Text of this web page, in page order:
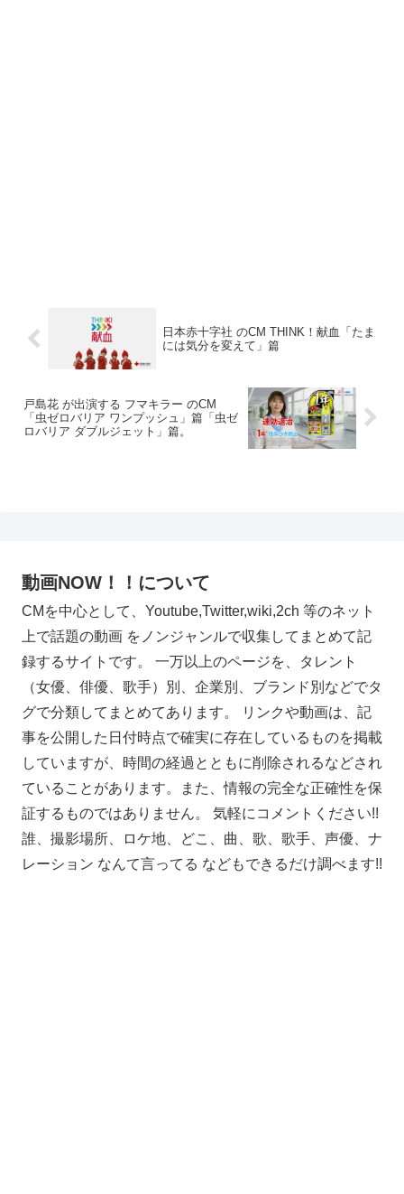
日本赤十字社 のCM THINK！献血「たま
には気分を変えて」篇
戸島花 が出演する フマキラー のCM
「虫ゼロバリア ワンプッシュ」篇「虫ゼ
ロバリア ダブルジェット」篇。
動画NOW！！について
CMを中心として、Youtube,Twitter,wiki,2ch 等のネット
上で話題の動画 をノンジャンルで収集してまとめて記
録するサイトです。 一万以上のページを、タレント
（女優、俳優、歌手）別、企業別、ブランド別などでタ
グで分類してまとめてあります。 リンクや動画は、記
事を公開した日付時点で確実に存在しているものを掲載
していますが、時間の経過とともに削除されるなどされ
ていることがあります。また、情報の完全な正確性を保
証するものではありません。 気軽にコメントください!!
誰、撮影場所、ロケ地、どこ、曲、歌、歌手、声優、ナ
レーション なんて言ってる などもできるだけ調べます!!